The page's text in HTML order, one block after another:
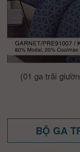
(01 ga trải
BỘ GA